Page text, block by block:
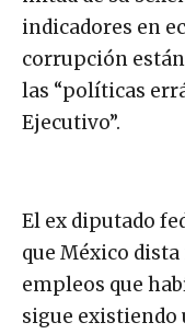
indicadores en
corrupción
las “políticas
Ejecutivo”.
El ex diputado
que México
empleos que
sigue existiendo